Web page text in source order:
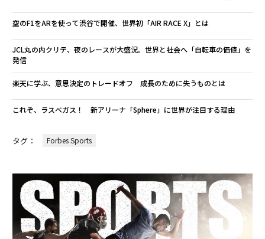
空のF1をARを使って渋谷で開催、世界初「AIR RACE X」とは
JCL丸の内クリテ、夜のレースが大盛況。世界と社会へ「自転車の価値」を
発信
楽天に学ぶ、意思決定のトレードオフ 成長のために失うものとは
これぞ、ラスベガス！ 新アリーナ「Sphere」に世界が注目する理由
タグ： Forbes Sports